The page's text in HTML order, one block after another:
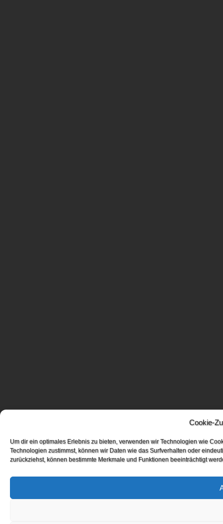
Cookie-
Um dir ein optimales Erlebnis zu bieten, verwenden wir Technologien wie
Technologien zustimmst, können wir Daten wie das Surfverhalten oder
zurückziehst, können bestimmte Merkmale und Funktionen beeinträchtigt